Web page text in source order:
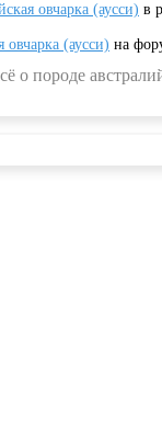
овчарка (аусси) в
овчарка (аусси) на
породе